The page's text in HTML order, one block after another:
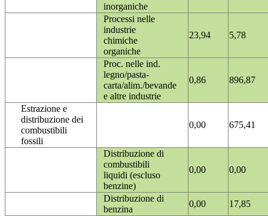
inorganiche
Processi nelle
industrie
chimiche
organiche
23,94 5,78
Proc. nelle ind.
legno/pasta-
carta/alim./bevande
e altre industrie
0,86 896,87
Estrazione e
distribuzione dei
combustibili
fossili
0,00 675,41
Distribuzione di
combustibili
liquidi (escluso
benzine)
0,00 0,00
Distribuzione di
benzina
0,00
17,85